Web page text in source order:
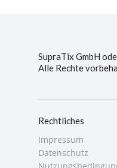
SupraTix GmbH
Alle Rechte
Rechtliches
Impressum
Datenschutz